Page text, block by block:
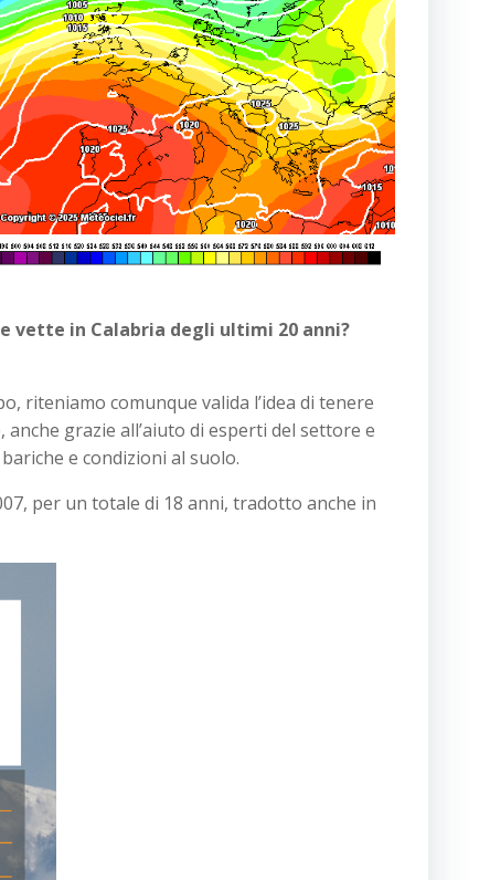
vette in Calabria degli ultimi 20 anni?
riteniamo comunque valida l’idea di tenere
grazie all’aiuto di esperti del settore e
e condizioni al suolo.
per un totale di 18 anni, tradotto anche in